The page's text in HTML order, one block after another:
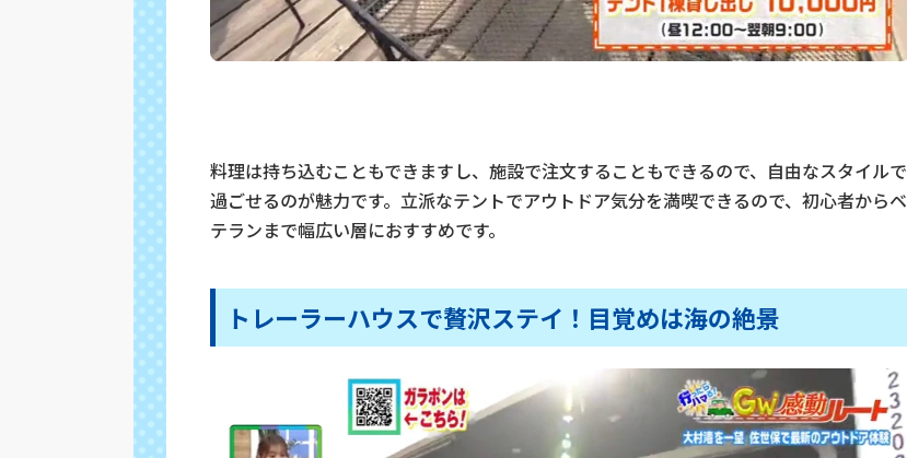
料理は持ち込むこともできますし、施設で注文することもできるので、自由なスタイルで
過ごせるのが魅力です。立派なテントでアウトドア気分を満喫できるので、初心者からベ
テランまで幅広い層におすすめです。
トレーラーハウスで贅沢ステイ！目覚めは海の絶景